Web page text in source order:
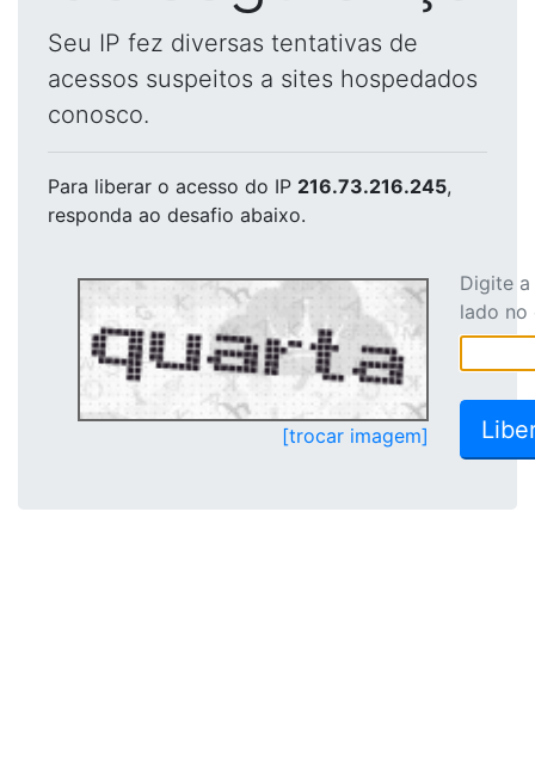
Seu IP fez diversas tentativas de
acessos suspeitos a sites hospedados
conosco.
Para liberar o acesso do IP 216.73.216.245,
responda ao desafio abaixo.
[trocar imagem]
Digite
lado no